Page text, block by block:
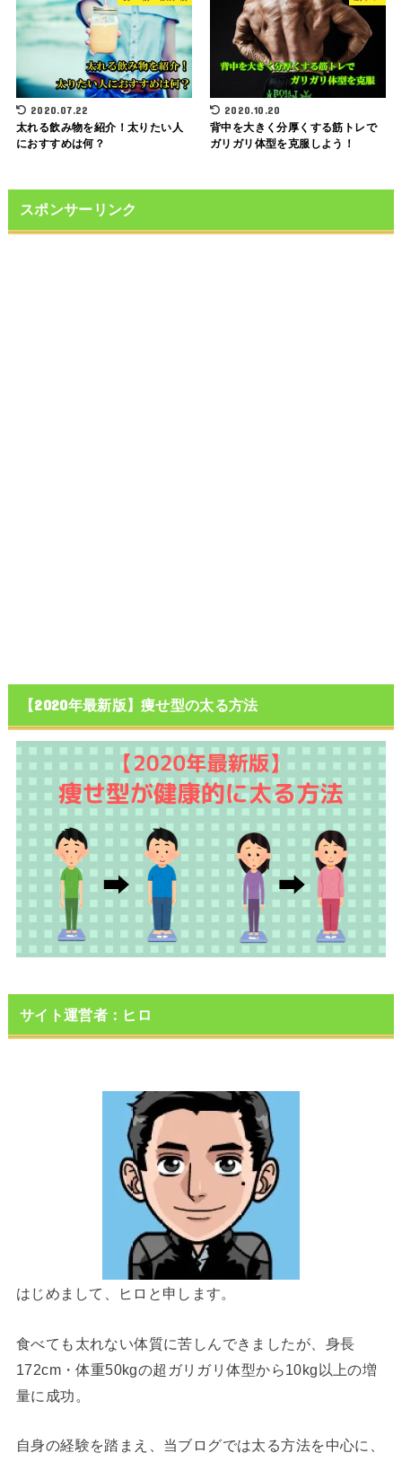
2020.07.22
太れる飲み物を紹介！太りたい人
におすすめは何？
2020.10.20
背中を大きく分厚くする筋トレで
ガリガリ体型を克服しよう！
スポンサーリンク
【2020年最新版】痩せ型の太る方法
サイト運営者：ヒロ
はじめまして、ヒロと申します。
食べても太れない体質に苦しんできましたが、身長
172cm・体重50kgの超ガリガリ体型から10kg以上の増
量に成功。
自身の経験を踏まえ、当ブログでは太る方法を中心に、